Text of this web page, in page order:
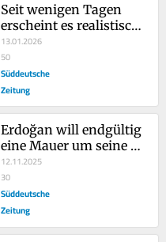
Seit wenigen Tagen
erscheint es realistisch,
dass in Iran eine neue
Zeit beginnt
13.01.2026
50
Süddeutsche
Zeitung
Erdoğan will endgültig
eine Mauer um seine
Gegner bauen
12.11.2025
30
Süddeutsche
Zeitung